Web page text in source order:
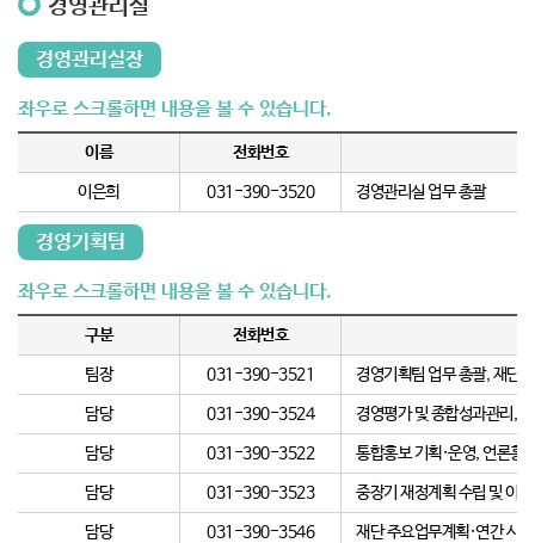
경영관리실
경영관리실장
이름 전화번호
이은희 031-390-3520 경영관리실 업무 총괄
경영기획팀
구분 전화번호
팀장 031-390-3521 경영기획팀 업무 총괄, 재단
담당 031-390-3524 경영평가 및 종합성과관리,
담당 031-390-3522 통합홍보 기획·운영, 언론홍
담당 031-390-3523 중장기 재정계획 수립 및 이
담당 031-390-3546 재단 주요업무계획·연간 사